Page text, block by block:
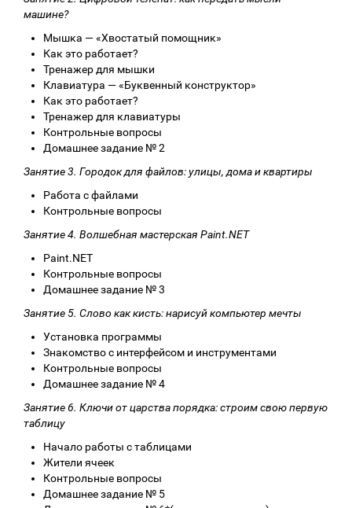
машине?
Мышка — «Хвостатый помощник»
Как это работает?
Тренажер для мышки
Клавиатура — «Буквенный конструктор»
Как это работает?
Тренажер для клавиатуры
Контрольные вопросы
Домашнее задание № 2
Занятие 3. Городок для файлов: улицы, дома и квартиры
Работа с файлами
Контрольные вопросы
Занятие 4. Волшебная мастерская Paint.NET
Paint.NET
Контрольные вопросы
Домашнее задание № 3
Занятие 5. Слово как кисть: нарисуй компьютер мечты
Установка программы
Знакомство с интерфейсом и инструментами
Контрольные вопросы
Домашнее задание № 4
Занятие 6. Ключи от царства порядка: строим свою первую
таблицу
Начало работы с таблицами
Жители ячеек
Контрольные вопросы
Домашнее задание № 5